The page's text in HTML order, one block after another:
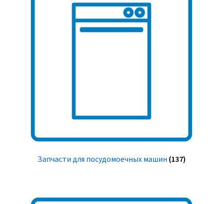
Запчасти для посудомоечных машин (137)